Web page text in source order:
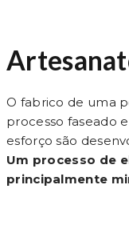
O fabrico de uma
processo faseado
esforço são
Um processo de
principalmente